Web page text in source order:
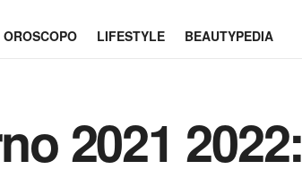
OROSCOPO LIFESTYLE BEAUTYPEDIA
2021 2022: